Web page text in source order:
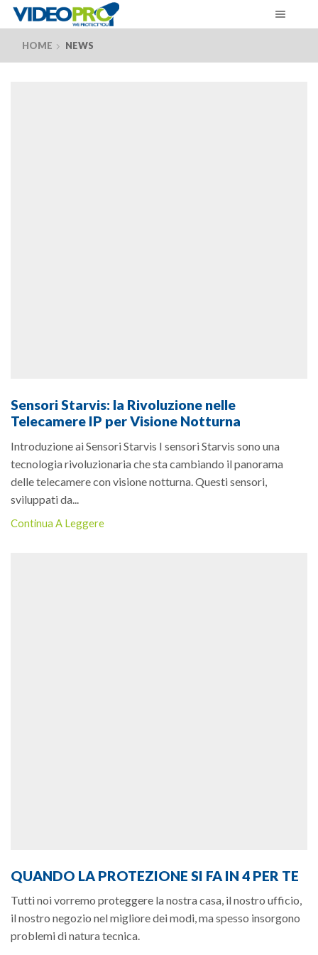
HOME NEWS
Sensori Starvis: la Rivoluzione nelle
Telecamere IP per Visione Notturna
Introduzione ai Sensori Starvis I sensori Starvis sono una
tecnologia rivoluzionaria che sta cambiando il panorama
delle telecamere con visione notturna. Questi sensori,
sviluppati da...
Continua A Leggere
QUANDO LA PROTEZIONE SI FA IN 4 PER TE
Tutti noi vorremo proteggere la nostra casa, il nostro ufficio,
il nostro negozio nel migliore dei modi, ma spesso insorgono
problemi di natura tecnica.